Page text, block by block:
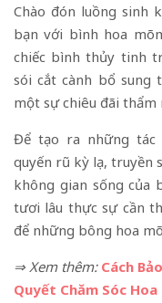
Chào đón luồng sinh
bạn với bình hoa
chiếc bình thủy tinh
sói cắt cành bổ sung
một sự chiêu đãi thẩm
Để tạo ra những
quyến rũ kỳ lạ, truyền
không gian sống của
tươi lâu thực sự cần
để những bông hoa
⇒ Xem thêm: Cách
Quyết Chăm Sóc